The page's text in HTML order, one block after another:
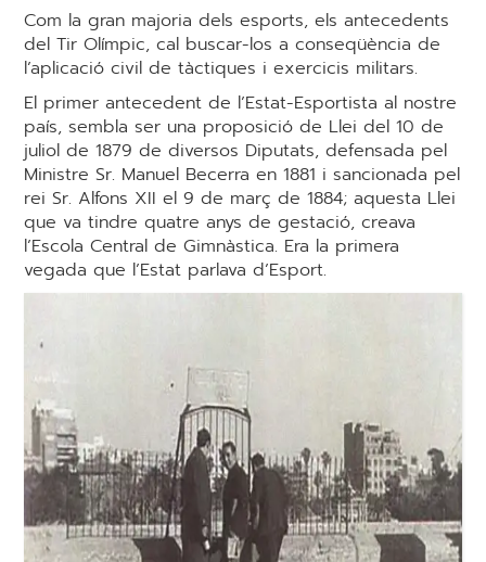
Com la gran majoria dels esports, els antecedents
del Tir Olímpic, cal buscar-los a conseqüència de
l’aplicació civil de tàctiques i exercicis militars.
El primer antecedent de l’Estat-Esportista al nostre
país, sembla ser una proposició de Llei del 10 de
juliol de 1879 de diversos Diputats, defensada pel
Ministre Sr. Manuel Becerra en 1881 i sancionada pel
rei Sr. Alfons XII el 9 de març de 1884; aquesta Llei
que va tindre quatre anys de gestació, creava
l’Escola Central de Gimnàstica. Era la primera
vegada que l’Estat parlava d’Esport.